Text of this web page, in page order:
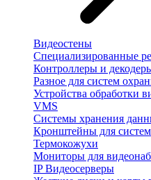
Видеостены
Специализированные
Контроллеры и
Разное для систем
Устройства обработки
VMS
Системы хранения
Кронштейны для
Термокожухи
Мониторы для
IP Видеосерверы